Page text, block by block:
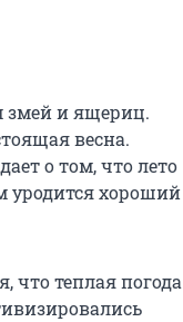
змей и ящериц.
весна.
о том, что лето
уродится хороший
что теплая погода